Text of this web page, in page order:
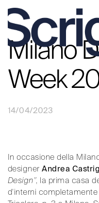
VaiMilano
Week
14/04/2023
In occasione della
designerAndrea
Design”, la prima casa
d’interni